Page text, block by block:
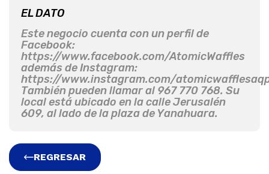
EL DATO
Este negocio cuenta con un perfil de
Facebook:
https://www.facebook.com/AtomicWaffles
además de Instagram:
https://www.instagram.com/
También pueden llamar al 967 770 768. Su
local está ubicado en la calle Jerusalén
609, al lado de la plaza de Yanahuara.
REGRESAR